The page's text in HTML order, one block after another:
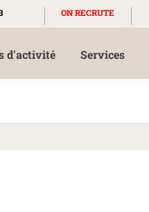
ON RECRUTE
d'activité Services